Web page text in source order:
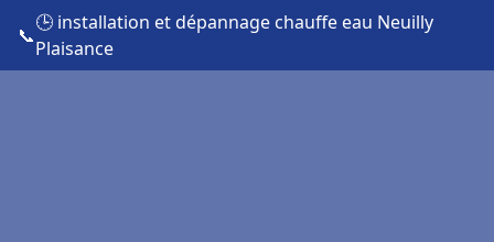
📞
🕒 installation et dépannage chauffe eau Neuilly
Plaisance